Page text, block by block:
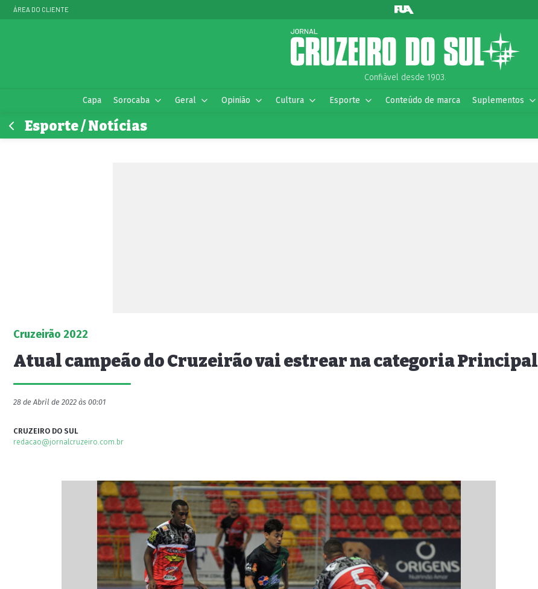
ÁREA DO CLIENTE
Confiável desde 1903.
Capa Sorocaba Geral Opinião Cultura Esporte Conteúdo de marca Suplementos
Esporte / Notícias
Cruzeirão 2022
Atual campeão do Cruzeirão vai estrear na categoria Principal
28 de Abril de 2022 às 00:01
CRUZEIRO DO SUL
redacao@jornalcruzeiro.com.br